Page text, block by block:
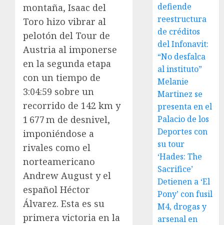
montaña, Isaac del
Toro hizo vibrar al
pelotón del Tour de
Austria al imponerse
en la segunda etapa
con un tiempo de
3:04:59 sobre un
recorrido de 142 km y
1 677 m de desnivel,
imponiéndose a
rivales como el
norteamericano
Andrew August y el
español Héctor
Álvarez. Esta es su
primera victoria en la
defiende
reestructura
de créditos
del Infonavit:
“No desfalca
al instituto”
Melanie
Martinez se
presenta en el
Palacio de los
Deportes con
su tour
‘Hades: The
Sacrifice’
Detienen a ‘El
Pony’ con fusil
M4, drogas y
arsenal en